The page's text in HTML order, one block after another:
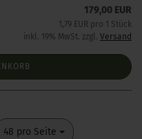
179,00 EUR
1,79 EUR pro 1 Stück
inkl. 19% MwSt. zzgl. Versand
48 pro Seite
pro Seite